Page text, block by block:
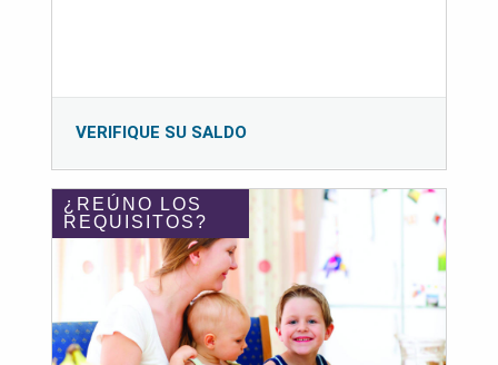
VERIFIQUE SU SALDO
¿REÚNO LOS
REQUISITOS?